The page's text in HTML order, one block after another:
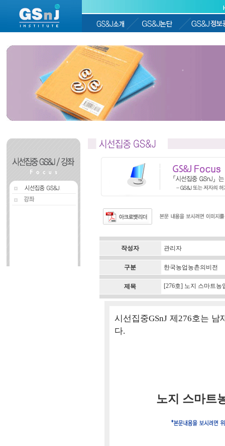
작성자 관리자
구분 한국농업농촌의비전
제목 [276호] 노지 스마트
시선집중GSnJ 제276호는
다.
노지 스마트